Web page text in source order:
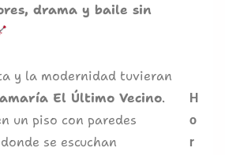
drama y baile sin
y la modernidad tuvieran
El Último Vecino.
un piso con paredes
se escuchan
H
o
r